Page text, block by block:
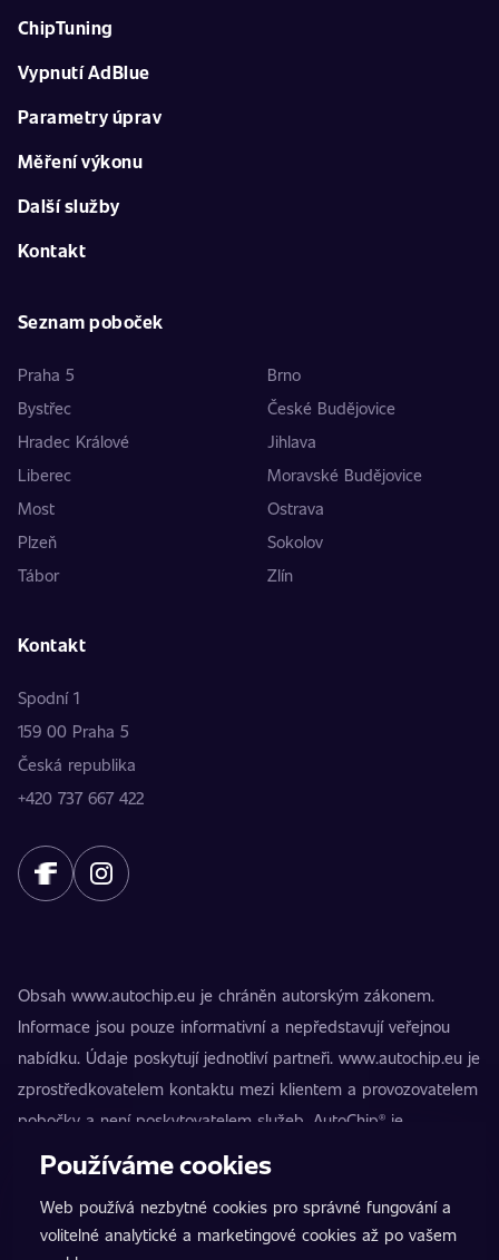
ChipTuning
Vypnutí AdBlue
Parametry úprav
Měření výkonu
Další služby
Kontakt
Seznam poboček
Praha 5
Brno
Bystřec
České Budějovice
Hradec Králové
Jihlava
Liberec
Moravské Budějovice
Most
Ostrava
Plzeň
Sokolov
Tábor
Zlín
Kontakt
Spodní 1
159 00 Praha 5
Česká republika
+420 737 667 422
Obsah www.autochip.eu je chráněn autorským zákonem.
Informace jsou pouze informativní a nepředstavují veřejnou
nabídku. Údaje poskytují jednotliví partneři. www.autochip.eu je
zprostředkovatelem kontaktu mezi klientem a provozovatelem
pobočky a není poskytovatelem služeb. AutoChip® je
registrovaná ochranná známka Petra Kučery. Úpravy, které
nezpůsobilosti vozidla k provozu na pozemních komunikacích.
Přesné informace poskytuje vždy konkrétní provozovatel
Používáme cookies
Web používá nezbytné cookies pro správné fungování a
volitelné analytické a marketingové cookies až po vašem